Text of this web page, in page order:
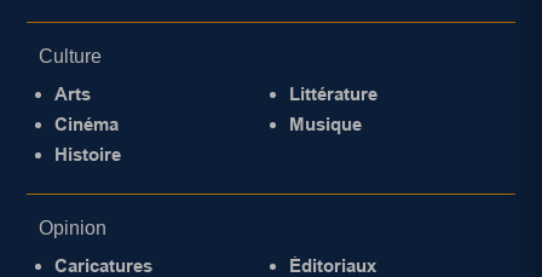
Culture
Arts
Cinéma
Histoire
Littérature
Musique
Opinion
Caricatures
Éditoriaux